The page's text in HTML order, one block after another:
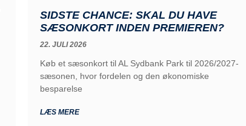
SIDSTE CHANCE: SKAL DU HAVE
SÆSONKORT INDEN PREMIEREN?
22. JULI 2026
Køb et sæsonkort til AL Sydbank Park til 2026/2027-
sæsonen, hvor fordelen og den økonomiske
besparelse
LÆS MERE